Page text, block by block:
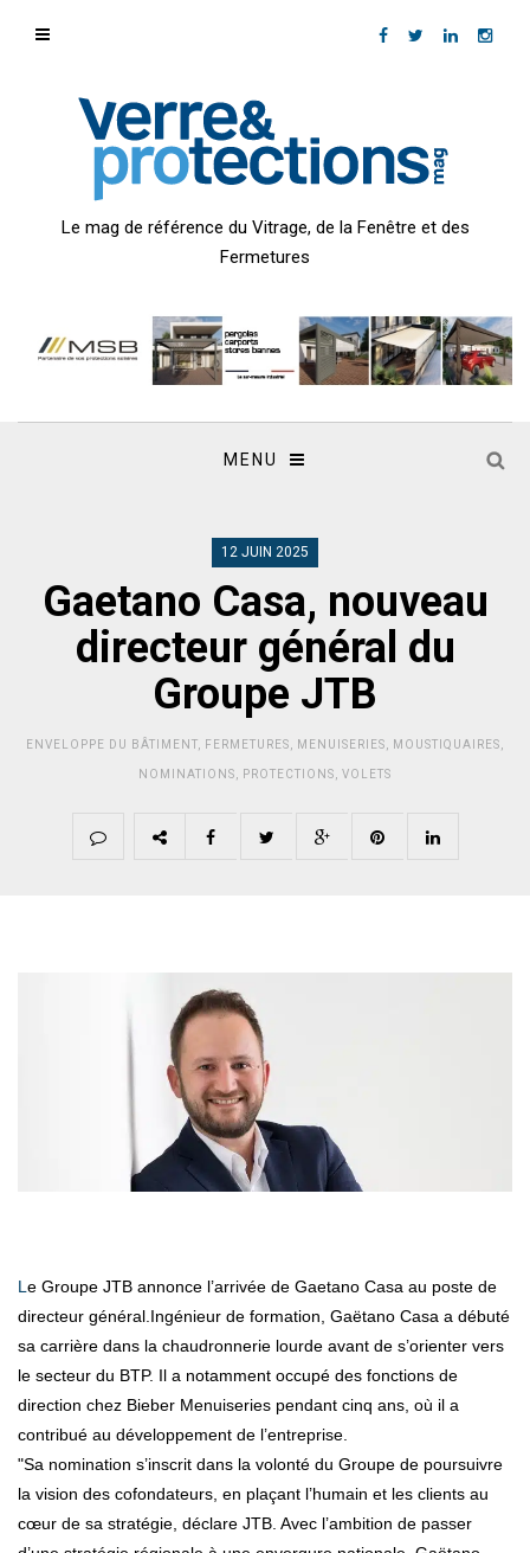
Le mag de référence du Vitrage, de la Fenêtre et des
Fermetures
MENU
12 JUIN 2025
Gaetano Casa, nouveau
directeur général du
Groupe JTB
ENVELOPPE DU BÂTIMENT FERMETURES MENUISERIES MOUSTIQUAIRES
NOMINATIONS PROTECTIONS VOLETS
Le Groupe JTB annonce l’arrivée de Gaetano Casa au poste de
directeur général.Ingénieur de formation, Gaëtano Casa a débuté
sa carrière dans la chaudronnerie lourde avant de s’orienter vers
le secteur du BTP. Il a notamment occupé des fonctions de
direction chez Bieber Menuiseries pendant cinq ans, où il a
contribué au développement de l’entreprise.
"Sa nomination s’inscrit dans la volonté du Groupe de poursuivre
la vision des cofondateurs, en plaçant l’humain et les clients au
cœur de sa stratégie, déclare JTB. Avec l’ambition de passer